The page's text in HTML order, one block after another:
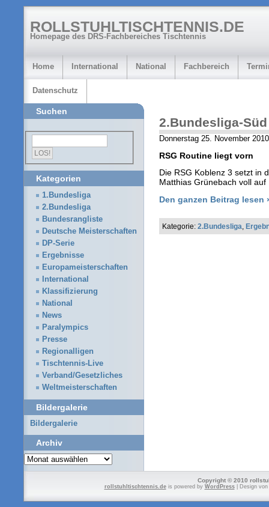
ROLLSTUHLTISCHTENNIS.DE
Homepage des DRS-Fachbereiches Tischtennis
Home International National Fachbereich
Datenschutz
2.Bundesliga-Süd
Donnerstag 25. November
RSG Routine liegt vorn
Die RSG Koblenz 3 setzt in
Matthias Grünebach voll auf
Den ganzen Beitrag lesen
Kategorie: 2.Bundesliga
Suchen
Kategorien
1.Bundesliga
2.Bundesliga
Bundesrangliste
Deutsche Meisterschaften
DP-Serie
Ergebnisse
Europameisterschaften
International
Klassifizierung
National
News
Paralympics
Presse
Regionalligen
Tischtennis-Live
Verband/Gesetzliches
Weltmeisterschaften
Bildergalerie
Bildergalerie
Archiv
Archiv
Copyright © 2010
rollstuhltischtennis.deis powered by WordPress| Design von